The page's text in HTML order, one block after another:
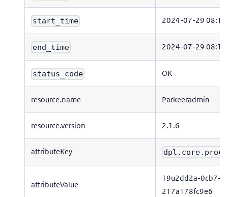
start_time 2024-07-29
end_time 2024-07-29
status_code OK
resource.name Parkeeradmin
resource.version 2.1.6
attributeKey
attributeValue
19u2dd2a-0cb7-
217a178fc9e6